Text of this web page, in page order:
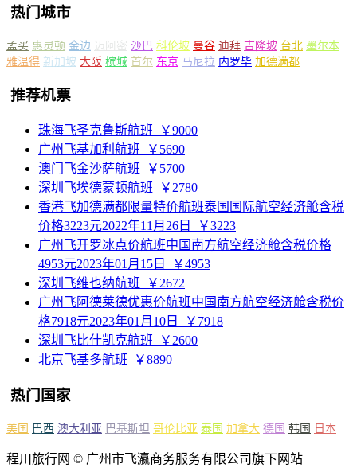
热门城市
孟买 惠灵顿 金边 迈阿密 沙巴 科伦坡 曼谷 迪拜 吉隆坡 台北 墨尔本
雅温得 新加坡 大阪 槟城 首尔 东京 马尼拉 内罗毕 加德满都
推荐机票
珠海飞圣克鲁斯航班
￥9000
广州飞基加利航班
￥5690
澳门飞金沙萨航班
￥5700
深圳飞埃德蒙顿航班
￥2780
香港飞加德满都限量特价航班泰国国际航空经济舱含税
价格3223元2022年11月26日
￥3223
广州飞开罗冰点价航班中国南方航空经济舱含税价格
4953元2023年01月15日
￥4953
深圳飞维也纳航班
￥2672
广州飞阿德莱德优惠价航班中国南方航空经济舱含税价
格7918元2023年01月10日
￥7918
深圳飞比什凯克航班
￥2600
北京飞基多航班
￥8890
热门国家
美国 巴西 澳大利亚 巴基斯坦 哥伦比亚 泰国 加拿大 德国 韩国 日本
程川旅行网 © 广州市飞瀛商务服务有限公司旗下网站